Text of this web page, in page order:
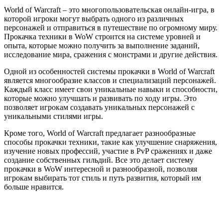
World of Warcraft – это многопользовательская онлайн-игра, в
которой игроки могут выбрать одного из различных
персонажей и отправиться в путешествие по огромному миру.
Прокачка техники в WoW строится на системе уровней и
опыта, которые можно получить за выполнение заданий,
исследование мира, сражения с монстрами и другие действия.
Одной из особенностей системы прокачки в World of Warcraft
является многообразие классов и специализаций персонажей.
Каждый класс имеет свои уникальные навыки и способности,
которые можно улучшать и развивать по ходу игры. Это
позволяет игрокам создавать уникальных персонажей с
уникальными стилями игры.
Кроме того, World of Warcraft предлагает разнообразные
способы прокачки техники, такие как улучшение снаряжения,
изучение новых профессий, участие в PvP сражениях и даже
создание собственных гильдий. Все это делает систему
прокачки в WoW интересной и разнообразной, позволяя
игрокам выбирать тот стиль и путь развития, который им
больше нравится.